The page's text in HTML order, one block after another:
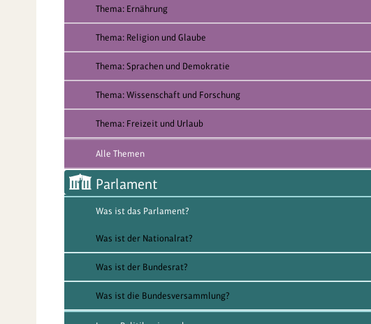
Thema: Ernährung
Thema: Religion und Glaube
Thema: Sprachen und Demokratie
Thema: Wissenschaft und Forschung
Thema: Freizeit und Urlaub
Alle Themen
Parlament
Was ist das Parlament?
Was ist der Nationalrat?
Was ist der Bundesrat?
Was ist die Bundesversammlung?